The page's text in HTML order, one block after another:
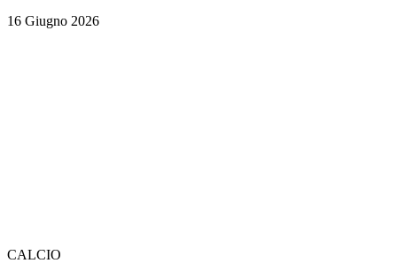
16 Giugno 2026
CALCIO